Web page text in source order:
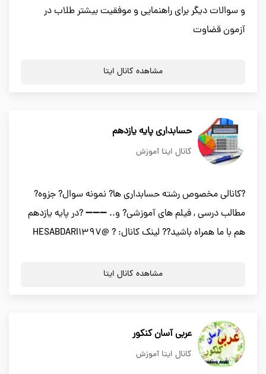
و سوالات دیگر برای راهنمایی و موفقیت بیشتر طلاب در
آزمون قضاوت
مشاهده کانال ایتا
حسابداری پایه یازدهم
کانال ایتا آموزش
?کانالی مخصوص رشته حسابداری ها? نمونه سوال? جزوه?
مطالب درسی , فیلم های آموزشی? و.. ➖➖➖ ?در پایه یازدهم
هم با ما همراه باشید?? لینک کانال: ? @HESABDARI1397
مشاهده کانال ایتا
عربی آسان کنکور
کانال ایتا آموزش